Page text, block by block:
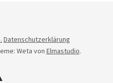
Datenschutzerklärung
Weta von Elmastudio.